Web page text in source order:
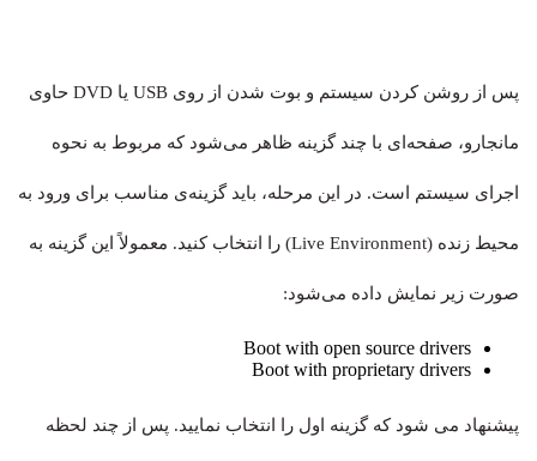
پس از روشن کردن سیستم و بوت شدن از روی USB یا DVD حاوی
مانجارو، صفحه‌ای با چند گزینه ظاهر می‌شود که مربوط به نحوه
اجرای سیستم است. در این مرحله، باید گزینه‌ی مناسب برای ورود به
محیط زنده (Live Environment) را انتخاب کنید. معمولاً این گزینه به
صورت زیر نمایش داده می‌شود:
Boot with open source drivers
Boot with proprietary drivers
پیشنهاد می شود که گزینه اول را انتخاب نمایید. پس از چند لحظه